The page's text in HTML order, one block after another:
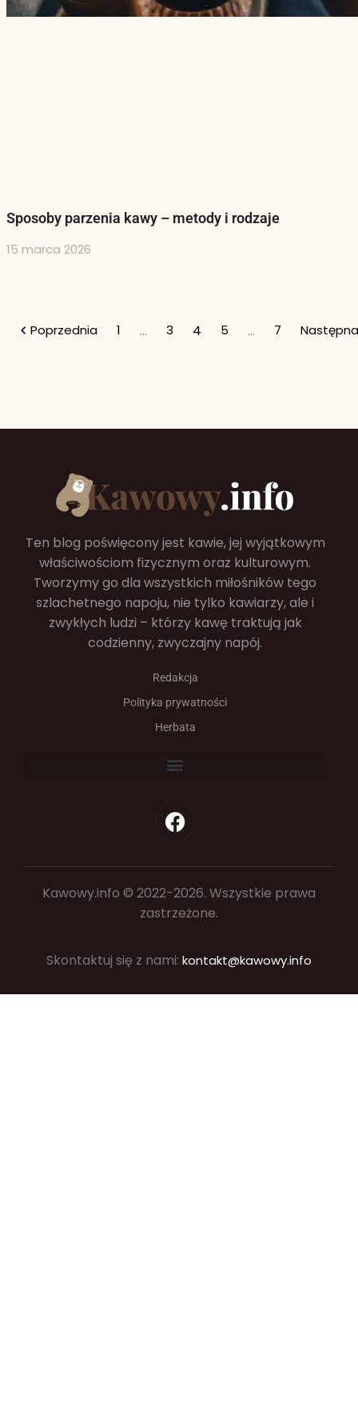
Sposoby parzenia kawy – metody i rodzaje
15 marca 2026
Poprzednia 1 … 3 4 5 … 7 Następna
Ten blog poświęcony jest kawie, jej wyjątkowym
właściwościom fizycznym oraz kulturowym.
Tworzymy go dla wszystkich miłośników tego
szlachetnego napoju, nie tylko kawiarzy, ale i
zwykłych ludzi – którzy kawę traktują jak
codzienny, zwyczajny napój.
Redakcja
Polityka prywatności
Herbata
Kawowy.info © 2022-2026. Wszystkie prawa
zastrzeżone.
Skontaktuj się z nami: kontakt@kawowy.info